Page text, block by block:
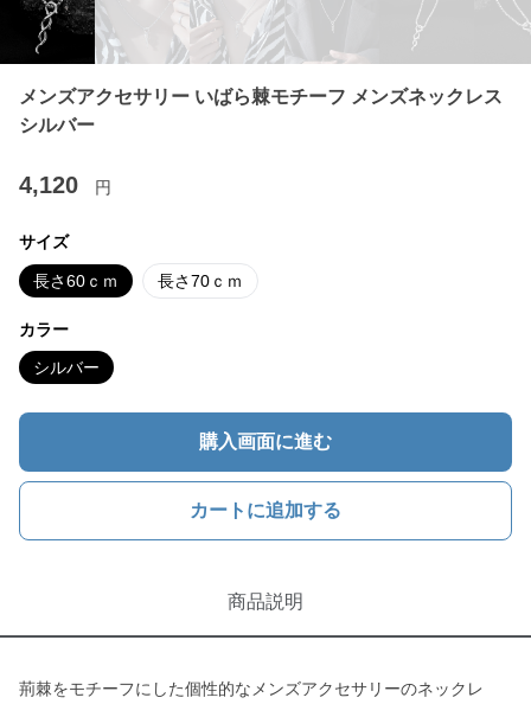
メンズアクセサリー いばら棘モチーフ メンズネックレス
シルバー
4,120 円
サイズ
長さ60ｃｍ 長さ70ｃｍ
カラー
シルバー
購入画面に進む
カートに追加する
商品説明
荊棘をモチーフにした個性的なメンズアクセサリーのネックレ